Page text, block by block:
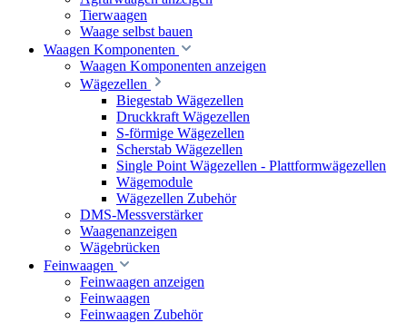
Tierwaagen
Waage selbst bauen
Waagen Komponenten
Waagen Komponenten anzeigen
Wägezellen
Biegestab Wägezellen
Druckkraft Wägezellen
S-förmige Wägezellen
Scherstab Wägezellen
Single Point Wägezellen - Plattformwägezellen
Wägemodule
Wägezellen Zubehör
DMS-Messverstärker
Waagenanzeigen
Wägebrücken
Feinwaagen
Feinwaagen anzeigen
Feinwaagen
Feinwaagen Zubehör